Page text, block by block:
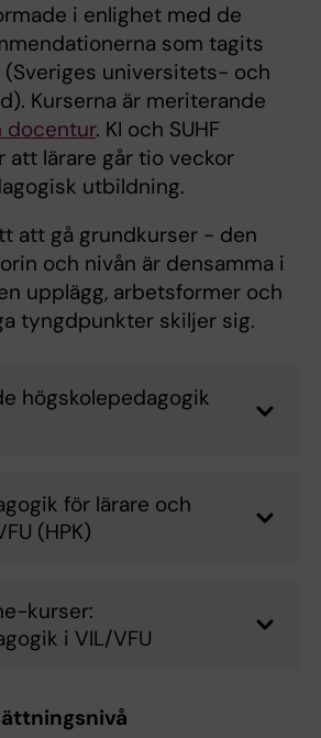
i enlighet med de
som tagits
(Sveriges universitets- och
Kurserna är meriterande
docentur. KI och SUHF
att lärare går tio veckor
utbildning.
att gå grundkurser - den
och nivån är densamma i
upplägg, arbetsformer och
tyngdpunkter skiljer sig.
högskolepedagogik
för lärare och
(HPK)
kurser:
i VIL/VFU